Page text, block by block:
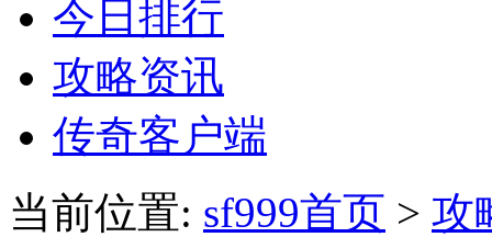
今日排行
攻略资讯
传奇客户端
当前位置: sf999首页 > 攻